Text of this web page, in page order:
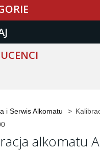
i Serwis Alkomatu >
alkomatu